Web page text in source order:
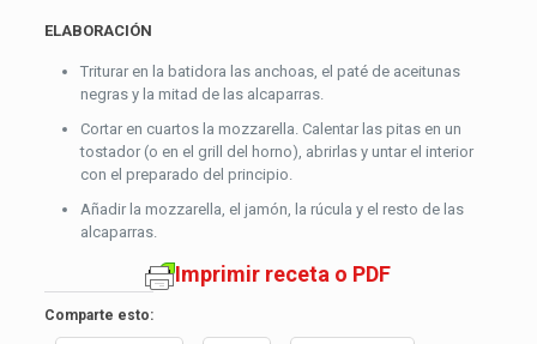
ELABORACIÓN
Triturar en la batidora las anchoas, el paté de aceitunas
negras y la mitad de las alcaparras.
Cortar en cuartos la mozzarella. Calentar las pitas en un
tostador (o en el grill del horno), abrirlas y untar el interior
con el preparado del principio.
Añadir la mozzarella, el jamón, la rúcula y el resto de las
alcaparras.
Imprimir receta o PDF
Comparte esto: